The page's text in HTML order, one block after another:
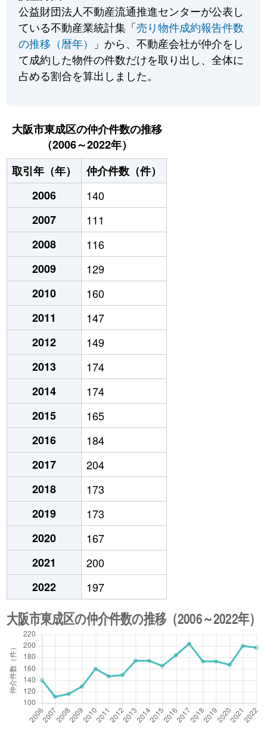
公益財団法人不動産流通推進センターが公表し
ている不動産業統計集「売り物件成約報告件数
の推移（暦年）
」から、不動産会社が仲介をし
て成約した物件の件数だけを取り出し、全体に
占める割合を算出しました。
大阪市東成区の仲介件数の推移
（2006～2022年）
取引年（年）
仲介件数（件）
2006
140
2007
111
2008
116
2009
129
2010
160
2011
147
2012
149
2013
174
2014
174
2015
165
2016
184
2017
204
2018
173
2019
173
2020
167
2021
200
2022
197